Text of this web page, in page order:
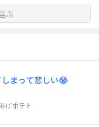
ぶ
まって悲しい😭
げポテト